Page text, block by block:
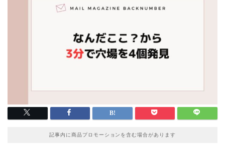
記事内に商品プロモーションを含む場合があります